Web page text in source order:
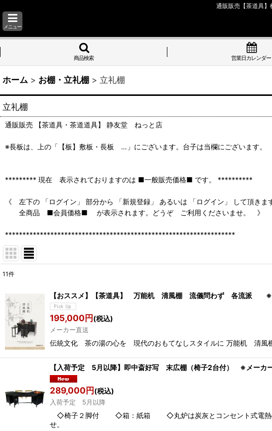
通販販売【茶道具
メニュー
商品検索 営業日カレンダー
ホーム > お棚・立礼棚 > 立礼棚
立礼棚
通販販売 【茶道具・茶道道具】 静友堂 ねっと店
※長板は、上の「【板】敷板・長板 …」にございます。台子は当欄にございます。
********* 現在 表示されておりますのは ■一般販売価格■ です。 **********
《 左下の 「ログイン」 部分から 「新規登録」 あるいは 「ログイン」 して頂きま
全商品 ■会員価格■ が表示されます。どうぞ ご利用くださいませ。 》
******************************************************************
並び順
11件
【おススメ】【茶道具】 万能机 清風棚 流儀問わず 各流派 ※
195,000円(税込)
メーカー直送
伝統文化 茶の湯の心を 現代のおもてなしスタイルに 万能机
【入荷予定 5月以降】即中斎好写 末広棚（椅子2台付
289,000円(税込)
入荷予定 5月以降
◇椅子２脚付 ◇箱：紙箱 ◇丸炉は炭灰とコンセント式電熱のど
せ。